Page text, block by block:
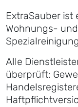
ExtraSauber
Wohnungs-
Alle
überprüft: